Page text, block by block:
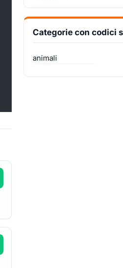
Categorie con codici
animali